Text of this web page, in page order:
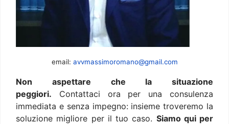
email: avvmassimoromano@gmail.com
Non aspettare che la situazione
peggiori. Contattaci ora per una consulenza
immediata e senza impegno: insieme troveremo la
soluzione migliore per il tuo caso. Siamo qui per